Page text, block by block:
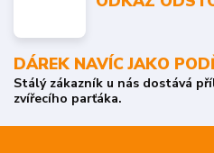
DÁREK NAVÍC JAKO
Stálý zákazník u nás dostává
zvířecího parťáka.